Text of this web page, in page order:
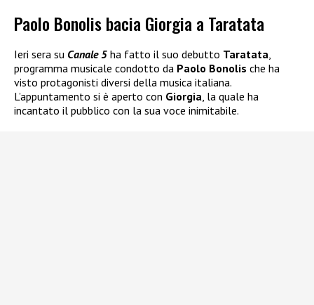
Paolo Bonolis bacia Giorgia a Taratata
Ieri sera su Canale 5 ha fatto il suo debutto Taratata
programma musicale condotto da Paolo Bonolis che ha
visto protagonisti diversi della musica italiana.
L’appuntamento si è aperto con Giorgia , la quale ha
incantato il pubblico con la sua voce inimitabile.